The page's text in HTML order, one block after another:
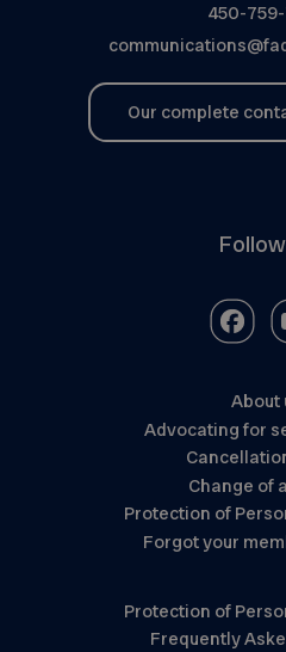
450-
Our complete
About
Advocating for
Change of
Protection of
Forgot your
Protection of
Frequently